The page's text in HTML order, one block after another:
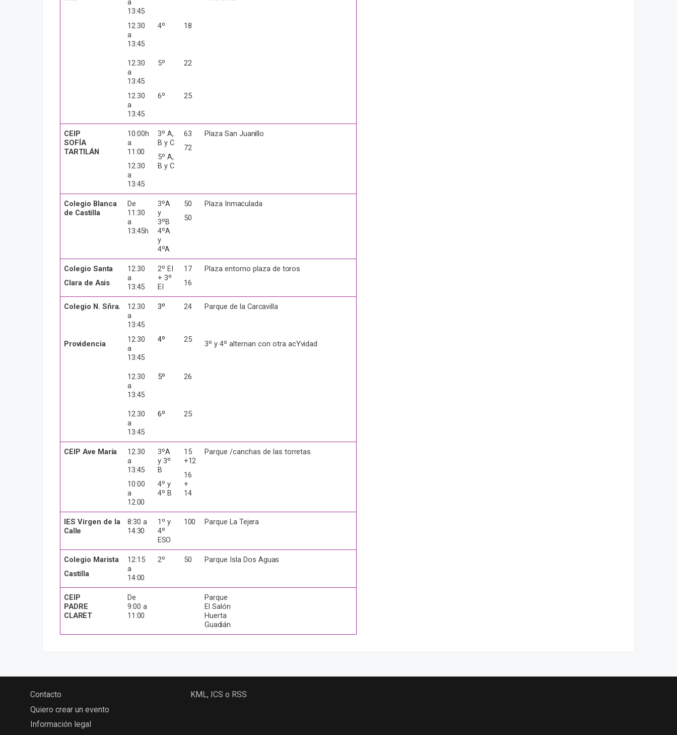
a
13:45
12.30
a
13:45
4º 18
12.30
a
13:45
5º 22
12.30
a
13:45
6º 25
CEIP
SOFÍA
TARTILÁN
10:00h
a
11:00
12.30
a
13:45
3º A,
B y C
5º A,
B y C
63
72
Plaza San Juanillo
Colegio Blanca
de Castilla
De
11:30
a
13:45h
3ºA
y
3ºB
4ºA
y
4ºA
50
50
Plaza Inmaculada
Colegio Santa
Clara de Asis
12.30
a
13:45
2º EI
+ 3º
EI
17
16
Plaza entorno plaza de toros
Colegio N. Sñra.
12.30
a
13:45
3º 24 Parque de la Carcavilla
Providencia
12.30
a
13:45
4º 25 3º y 4º alternan con otra acYvidad
12.30
a
13:45
5º 26
12.30
a
13:45
6º 25
CEIP Ave María
12.30
a
13:45
10:00
a
12:00
3ºA
y 3º
B
4º y
4º B
15
+12
16
+
14
Parque /canchas de las torretas
IES Virgen de la
Calle
8:30 a
14:30
1º y
4º
ESO
100 Parque La Tejera
Colegio Marista
Castilla
12:15
a
14:00
2º 50 Parque Isla Dos Aguas
CEIP
PADRE
CLARET
De
9:00 a
11:00
Parque
El Salón
Huerta
Guadián
Contacto
Quiero crear un evento
Información legal
KML, ICS o RSS